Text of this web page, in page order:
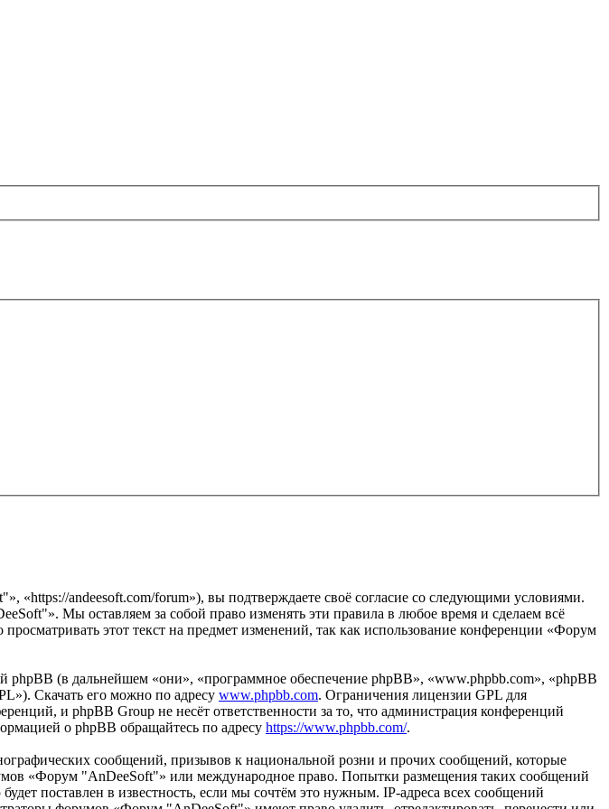
andeesoft.com/forum»), вы подтверждаете своё согласие со следующими условиями.
Мы оставляем за собой право изменять эти правила в любое время и сделаем всё
этот текст на предмет изменений, так как использование конференции «Форум
(в дальнейшем «они», «программное обеспечение phpBB», «www.phpbb.com», «phpBB
Скачать его можно по адресу www.phpbb.com. Ограничения лицензии GPL для
и phpBB Group не несёт ответственности за то, что администрация конференций
о phpBB обращайтесь по адресу https://www.phpbb.com/.
сообщений, призывов к национальной розни и прочих сообщений, которые
«Форум "AnDeeSoft"» или международное право. Попытки размещения таких сообщений
поставлен в известность, если мы сочтём это нужным. IP-адреса всех сообщений